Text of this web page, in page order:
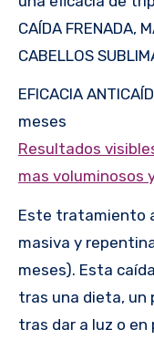
CAÍDA FRENADA,
CABELLOS
EFICACIA
meses
Resultados
mas voluminosos
Este tratamiento
masiva y
meses). Esta
tras una dieta, un
tras dar a luz o